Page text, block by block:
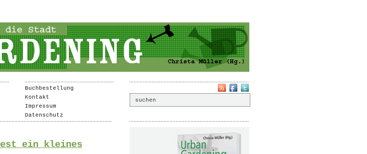
Buchbestellung
Kontakt
Impressum
Datenschutz
ein kleines